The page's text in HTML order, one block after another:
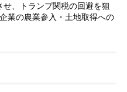
、トランプ関税の回避を狙
業の農業参入・土地取得への